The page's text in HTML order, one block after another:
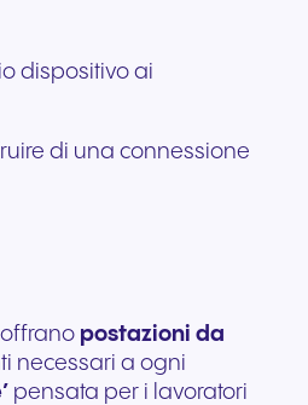
dispositivo ai
di una connessione
postazioni da
necessari a ogni
pensata per i lavoratori